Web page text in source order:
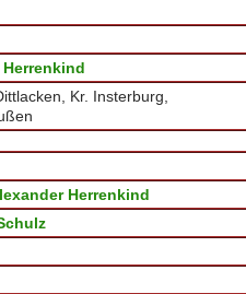
Kr. Insterburg,
Herrenkind